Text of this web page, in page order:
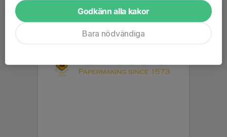
Godkänn alla kakor
Bara nödvändiga